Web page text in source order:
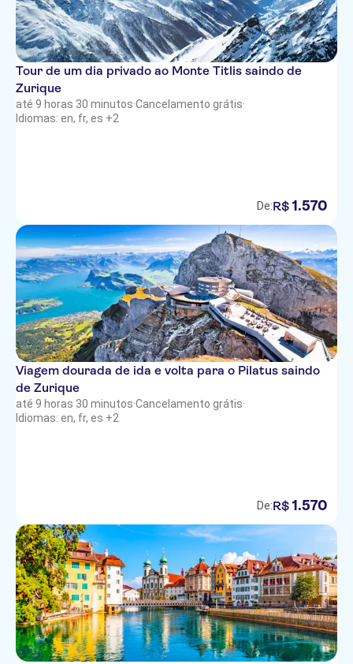
Tour de um dia privado ao Monte Titlis saindo de
Zurique
até 9 horas 30 minutos·Cancelamento grátis·
Idiomas: en, fr, es +2
De:R$ 1 .570
Viagem dourada de ida e volta para o Pilatus saindo
de Zurique
até 9 horas 30 minutos·Cancelamento grátis·
Idiomas: en, fr, es +2
De:R$ 1 .570